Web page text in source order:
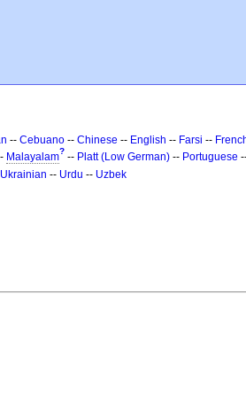
-- Cebuano -- Chinese -- English -- Farsi --
Malayalam? -- Platt (Low German) -- Portuguese
Ukrainian -- Urdu -- Uzbek